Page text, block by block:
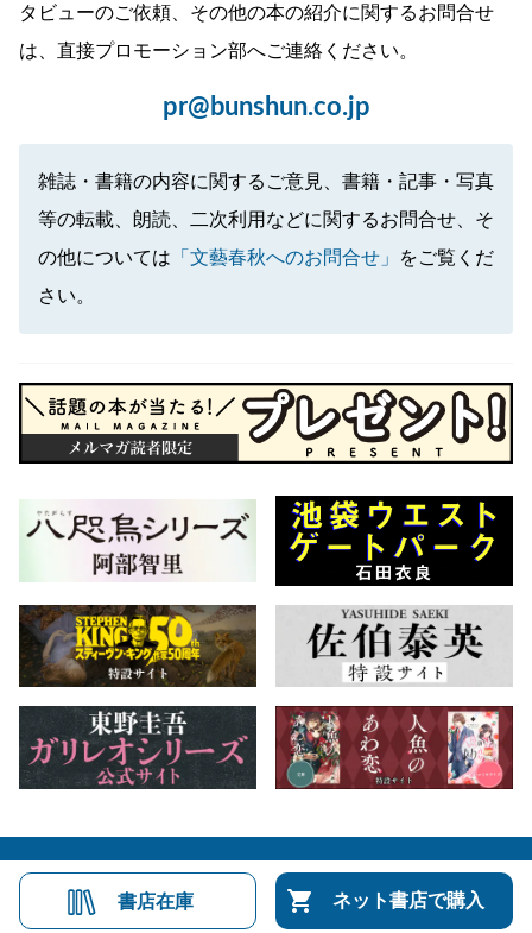
タビューのご依頼、その他の本の紹介に関するお問合せ
は、直接プロモーション部へご連絡ください。
pr@bunshun.co.jp
雑誌・書籍の内容に関するご意見、書籍・記事・写真
等の転載、朗読、二次利用などに関するお問合せ、そ
の他については 「文藝春秋へのお問合せ」
をご覧くだ
さい。
書店在庫 ネット書店で購入
会社概要 自費出版のご案内 お問合せ
株式会社文藝春秋 Number Web
CREA WEB
Copyright © Bungeishunju Ltd.